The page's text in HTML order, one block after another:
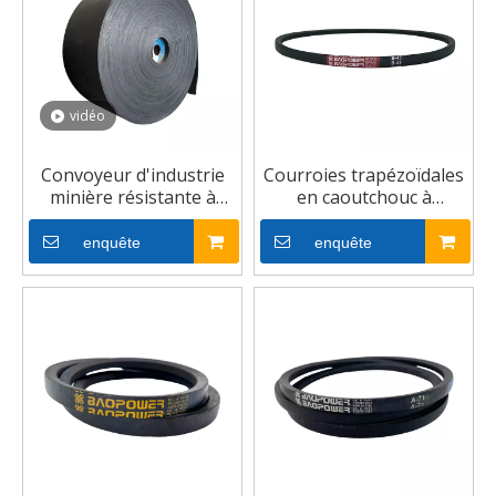
vidéo
Convoyeur d'industrie
minière résistante à
haute température
enquête
Courroies trapézoïdales
en caoutchouc à
entraînement par
courroie triangulaire
industrielle résistante à
l'usure
enquête